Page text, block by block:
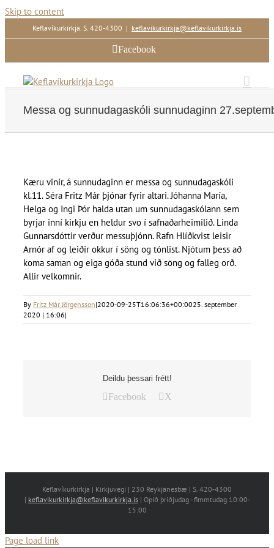
Skip to content
Keflavíkurkirkja. S. 420-4300 | keflavikurkirkja@keflavikurkirkja.is
Facebook
Messa og sunnudagaskóli sunnudaginn
Kæru vinir, á sunnudaginn er messa og sunnudagaskóli
kl.11. Séra Fritz Már þjónar fyrir altari. Jóhanna María,
Helga og Ingi Þór halda utan um sunnudagaskólann sem
byrjar inní kirkju en heldur svo í safnaðarheimilið. Linda
Gunnarsdóttir verður messuþjónn. Rafn Hlíðkvist leisir
Arnór af og leiðir okkur í söng og tónlist. Njótum þess að
koma saman og eiga góða stund við söng og falleg orð.
Allir velkomnir.
By Fritz Már Jörgensson|2020-09-25T16:06:36+00:0025. september
2020 | 16:06|
Deildu þessari frétt!
Facebook X
Keflavíkurkirkja | Kirkjuvegi | 230 Reykjanesbæ | S. 420-4300
| keflavikurkirkja@keflavikurkirkja.is| Opið þriðjudag - fimmtudag 10:00-
15:00
Page load link